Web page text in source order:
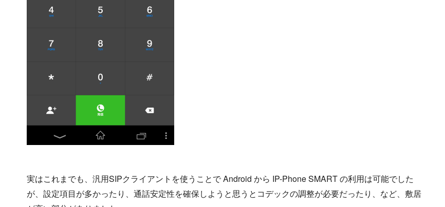
実はこれまでも、汎用SIPクライアントを使うことで Android から IP-Phone SMART の利用は可能でした
が、設定項目が多かったり、通話安定性を確保しようと思うとコデックの調整が必要だったり、など、敷居